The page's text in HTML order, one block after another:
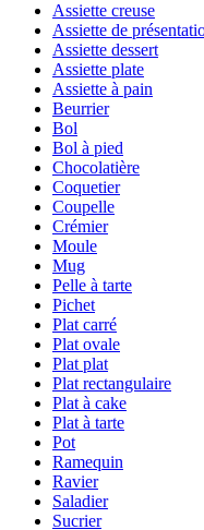
Assiette creuse
Assiette de
Assiette dessert
Assiette plate
Assiette à pain
Beurrier
Bol
Bol à pied
Chocolatière
Coquetier
Coupelle
Crémier
Moule
Mug
Pelle à tarte
Pichet
Plat carré
Plat ovale
Plat plat
Plat rectangulaire
Plat à cake
Plat à tarte
Pot
Ramequin
Ravier
Saladier
Sucrier